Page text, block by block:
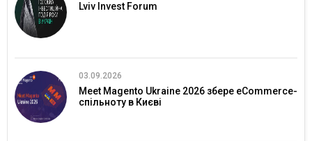
Lviv Invest Forum
03.09.2026
Meet Magento Ukraine 2026 збере eCommerce-
спільноту в Києві